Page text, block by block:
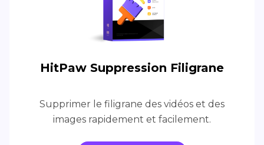
HitPaw Suppression Filigrane
Supprimer le filigrane des vidéos et des
images rapidement et facilement.